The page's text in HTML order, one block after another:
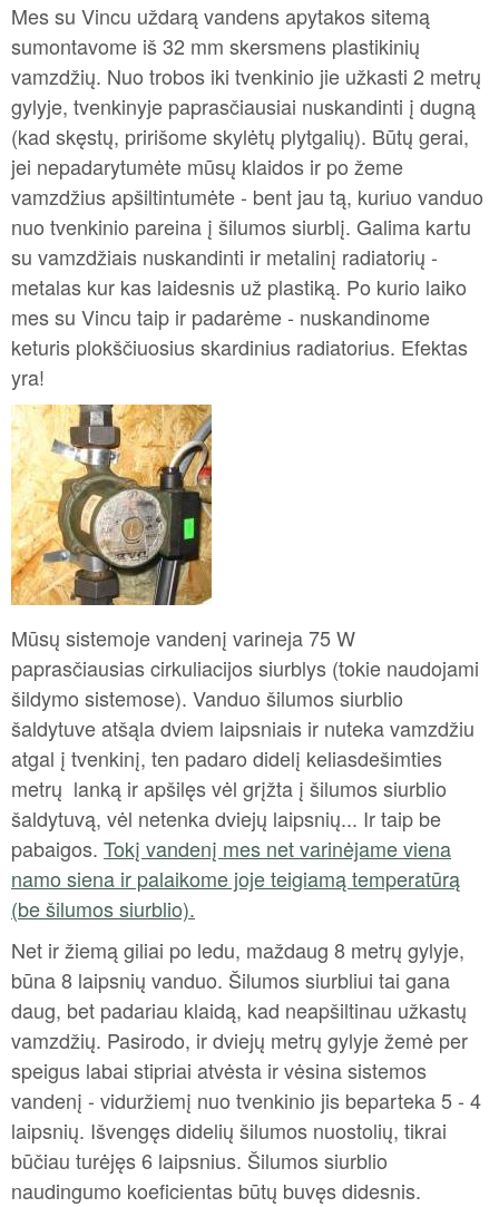
Mes su Vincu uždarą vandens apytakos sitemą
sumontavome iš 32 mm skersmens plastikinių
vamzdžių. Nuo trobos iki tvenkinio jie užkasti 2 metrų
gylyje, tvenkinyje paprasčiausiai nuskandinti į dugną
(kad skęstų, pririšome skylėtų plytgalių). Būtų gerai,
jei nepadarytumėte mūsų klaidos ir po žeme
vamzdžius apšiltintumėte - bent jau tą, kuriuo vanduo
nuo tvenkinio pareina į šilumos siurblį. Galima kartu
su vamzdžiais nuskandinti ir metalinį radiatorių -
metalas kur kas laidesnis už plastiką. Po kurio laiko
mes su Vincu taip ir padarėme - nuskandinome
keturis plokščiuosius skardinius radiatorius. Efektas
yra!
Mūsų sistemoje vandenį varineja 75 W
paprasčiausias cirkuliacijos siurblys (tokie naudojami
šildymo sistemose). Vanduo šilumos siurblio
šaldytuve atšąla dviem laipsniais ir nuteka vamzdžiu
atgal į tvenkinį, ten padaro didelį keliasdešimties
metrų lanką ir apšilęs vėl grįžta į šilumos siurblio
šaldytuvą, vėl netenka dviejų laipsnių... Ir taip be
pabaigos. Tokį vandenį mes net varinėjame viena
namo siena ir palaikome joje teigiamą temperatūrą
(be šilumos siurblio).
Net ir žiemą giliai po ledu, maždaug 8 metrų gylyje,
būna 8 laipsnių vanduo. Šilumos siurbliui tai gana
daug, bet padariau klaidą, kad neapšiltinau užkastų
vamzdžių. Pasirodo, ir dviejų metrų gylyje žemė per
speigus labai stipriai atvėsta ir vėsina sistemos
vandenį - viduržiemį nuo tvenkinio jis beparteka 5 - 4
laipsnių. Išvengęs didelių šilumos nuostolių, tikrai
būčiau turėjęs 6 laipsnius. Šilumos siurblio
naudingumo koeficientas būtų buvęs didesnis.